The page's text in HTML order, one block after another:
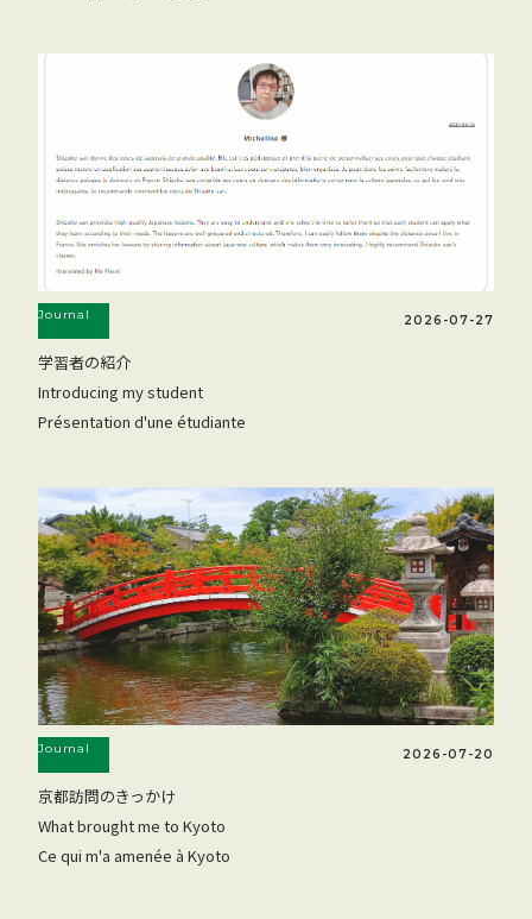
Journal 2026-07-27
学習者の紹介
Introducing my student
Présentation d'une étudiante
Journal 2026-07-20
京都訪問のきっかけ
What brought me to Kyoto
Ce qui m'a amenée à Kyoto